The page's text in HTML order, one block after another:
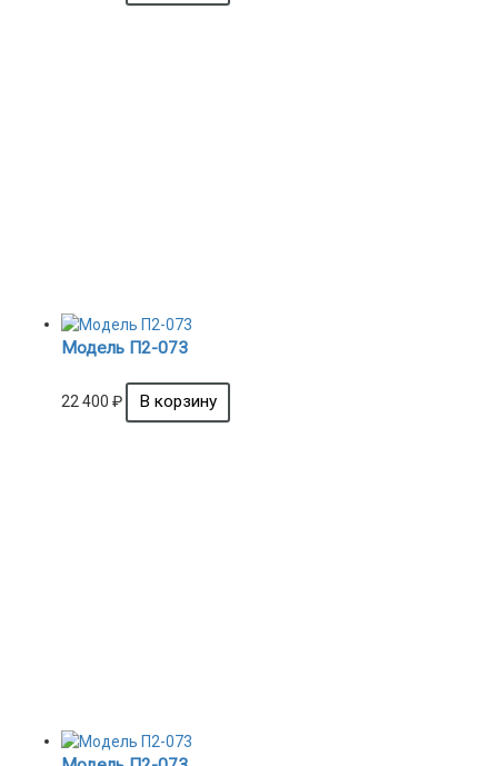
Модель П2-073
22 400 ₽